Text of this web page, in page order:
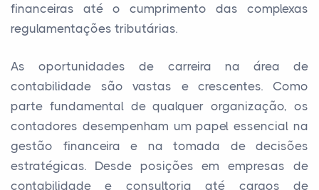
financeiras até o cumprimento das complexas
regulamentações tributárias.
As oportunidades de carreira na área de
contabilidade são vastas e crescentes. Como
parte fundamental de qualquer organização, os
contadores desempenham um papel essencial na
gestão financeira e na tomada de decisões
estratégicas. Desde posições em empresas de
contabilidade e consultoria até cargos de